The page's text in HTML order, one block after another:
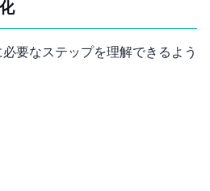
要なステップを理解できるよう